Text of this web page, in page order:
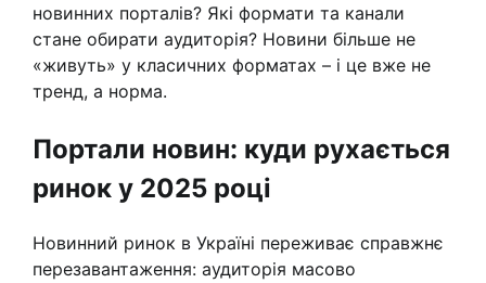
новинних порталів? Які формати та канали
стане обирати аудиторія? Новини більше не
«живуть» у класичних форматах – і це вже не
тренд, а норма.
Портали новин: куди рухається
ринок у 2025 році
Новинний ринок в Україні переживає справжнє
перезавантаження: аудиторія масово